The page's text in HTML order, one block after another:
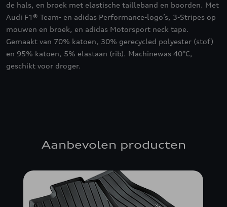
de hals, en broek met elastische tailleband en boorden. Met
Audi F1® Team- en adidas Performance-logo’s, 3-Stripes op
mouwen en broek, en adidas Motorsport neck tape.
Gemaakt van 70% katoen, 30% gerecycled polyester (stof)
en 95% katoen, 5% elastaan (rib). Machinewas 40°C,
geschikt voor droger.
Aanbevolen producten